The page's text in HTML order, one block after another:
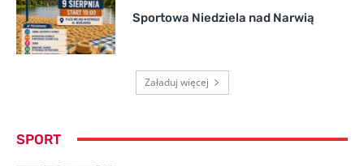
Sportowa Niedziela nad Narwią
Załaduj więcej
SPORT